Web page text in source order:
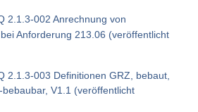
2.1.3-002 Anrechnung von
Anforderung 213.06 (veröffentlicht
2.1.3-003 Definitionen GRZ, bebaut,
V1.1 (veröffentlicht